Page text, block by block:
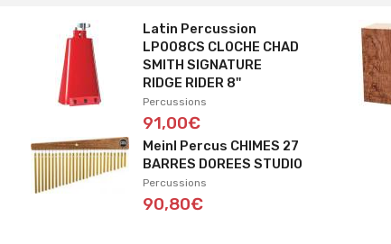
Latin Percussion
LP008CS CLOCHE CHAD
SMITH SIGNATURE
RIDGE RIDER 8''
Percussions
91,00€
Meinl Percus CHIMES 27
BARRES DOREES STUDIO
Percussions
90,80€